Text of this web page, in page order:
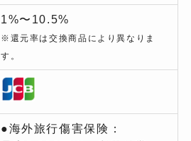
1%〜10.5%
※還元率は交換商品により異なりま
す。
●海外旅行傷害保険：